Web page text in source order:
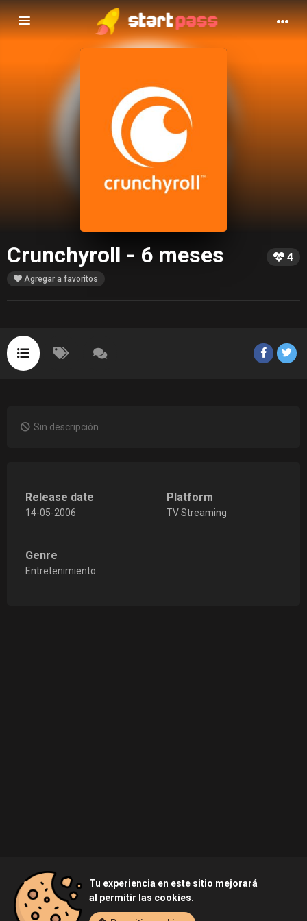
Navegación
de
Crunchyroll - 6 meses 4
Agregar a favoritos
Sin descripción
Release date
14-05-2006
Platform
TV Streaming
Genre
Entretenimiento
Tu experiencia en este sitio mejorará
al permitir las cookies.